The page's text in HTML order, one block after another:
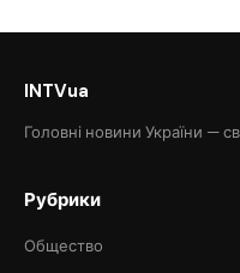
INTVua
Головні новини України —
Рубрики
Общество